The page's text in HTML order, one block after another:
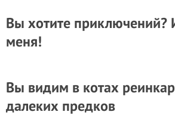
Вы хотите приключений?
меня!
Вы видим в котах
далеких предков